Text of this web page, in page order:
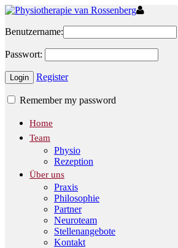
Benutzername:
Passwort:
Register
Remember my password
Home
Team
Physio
Rezeption
Über uns
Praxis
Philosophie
Partner
Neuroteam
Stellenangebote
Kontakt